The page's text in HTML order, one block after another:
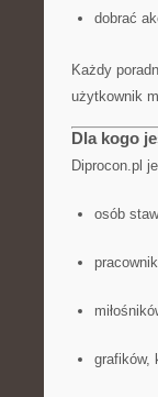
dobrać
Każdy
użytkownik
Dla kogo
Diprocon.pl
osób
grafików,